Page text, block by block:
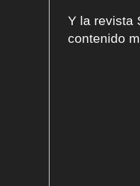
Y la revista
contenido